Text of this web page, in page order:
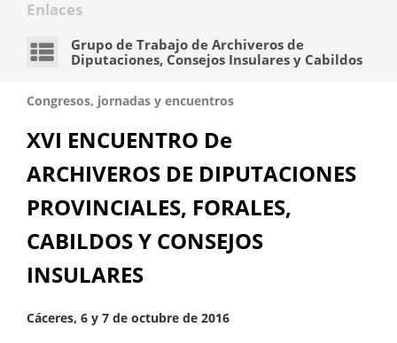
Enlaces
Grupo de Trabajo de Archiveros de
Diputaciones, Consejos Insulares y Cabildos
Congresos, jornadas y encuentros
XVI ENCUENTRO De
ARCHIVEROS DE DIPUTACIONES
PROVINCIALES, FORALES,
CABILDOS Y CONSEJOS
INSULARES
Cáceres, 6 y 7 de octubre de 2016